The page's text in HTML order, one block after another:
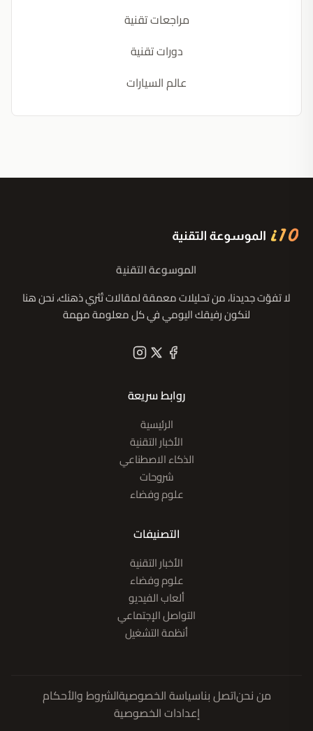
مراجعات تقنية
دورات تقنية
عالم السيارات
الموسوعة التقنية
لا تفوّت جديدنا، من تحليلات معمقة لمقالات تُثري ذهنك، نحن هنا
لنكون رفيقك اليومي في كل معلومة مهمة
روابط سريعة
الرئيسية
الأخبار التقنية
الذكاء الاصطناعي
شروحات
علوم وفضاء
التصنيفات
الأخبار التقنية
علوم وفضاء
ألعاب الفيديو
التواصل الإجتماعي
أنظمة التشغيل
من نحناتصل بناسياسة الخصوصيةالشروط والأحكام
إعدادات الخصوصية